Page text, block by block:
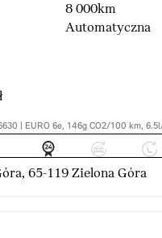
8 000km
Automatyczna
| EURO 6e, 146g CO2/100 km,
65-119 Zielona Góra